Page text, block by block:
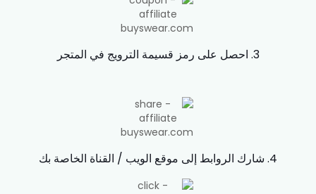
3. احصل على رمز قسيمة الترويج في المتجر
4. شارك الروابط إلى موقع الويب / القناة الخاصة بك